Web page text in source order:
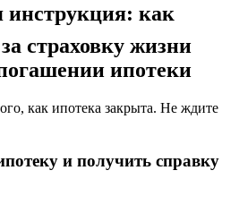
инструкция: как
страховку жизни
ипотеки
как ипотека закрыта. Не ждите
и получить справку